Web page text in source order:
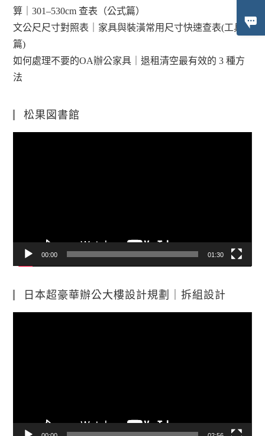
算｜301–530cm 查表（公式篇）
文公尺尺寸對照表｜家具與裝潢常用尺寸快速查表(工具
篇)
如何處理不要的OA辦公家具｜退租清空最有效的 3 種方
法
松果図書館
00:00 01:30
日本超豪華辦公大樓設計規劃｜拆組設計